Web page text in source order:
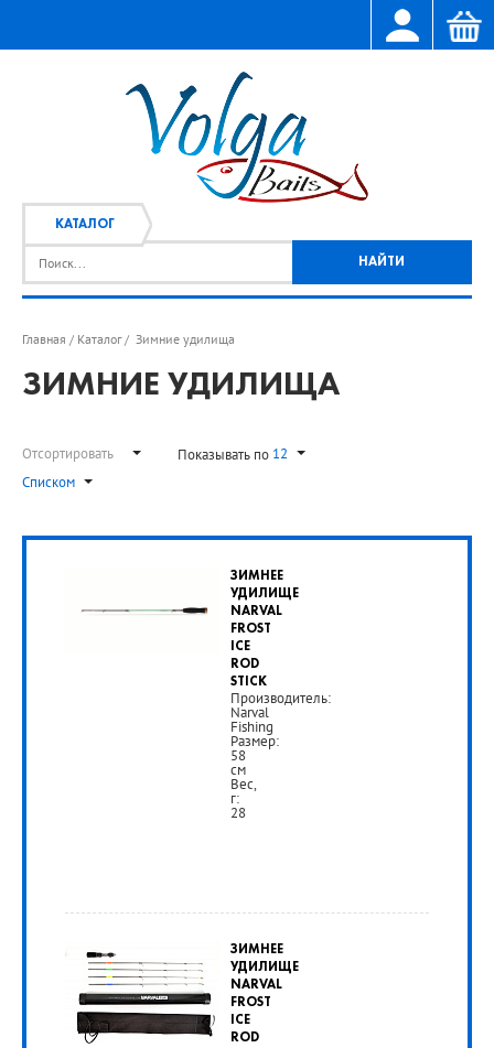
КАТАЛОГ
Главная / Каталог / Зимние удилища
ЗИМНИЕ УДИЛИЩА
Отсортировать Показывать по 12
Списком
ЗИМНЕЕ
УДИЛИЩЕ
NARVAL
FROST
ICE
ROD
STICK
Производитель:
Narval
Fishing
Размер:
58
см
Вес,
г:
28
1
490
руб.
ЗИМНЕЕ
УДИЛИЩЕ
NARVAL
FROST
ICE
ROD